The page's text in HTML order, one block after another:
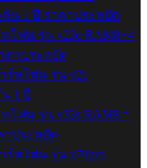
โฟน รุ่น v23e RAM8+4
คาประหยัด
โฟน รุ่น y33s RAM8 *
าประหยัด